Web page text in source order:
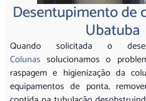
Desentupimento de
Ubatuba
Quando solicitada o
Colunas solucionamos o
raspagem e higienização da
equipamentos de ponta,